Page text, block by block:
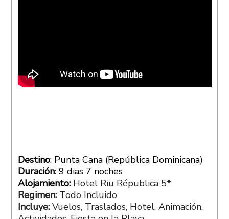
Destino: Punta Cana (República Dominicana)
Duración: 9 dias 7 noches
Alojamiento: Hotel Riu Républica 5*
Regimen: Todo Incluido
Incluye: Vuelos, Traslados, Hotel, Animación,